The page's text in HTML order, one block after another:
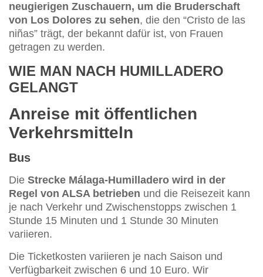
neugierigen Zuschauern, um die Bruderschaft
von Los Dolores zu sehen, die den “Cristo de las
niñas” trägt, der bekannt dafür ist, von Frauen
getragen zu werden.
WIE MAN NACH HUMILLADERO
GELANGT
Anreise mit öffentlichen
Verkehrsmitteln
Bus
Die Strecke Málaga-Humilladero wird in der
Regel von ALSA betrieben und die Reisezeit kann
je nach Verkehr und Zwischenstopps zwischen 1
Stunde 15 Minuten und 1 Stunde 30 Minuten
variieren.
Die Ticketkosten variieren je nach Saison und
Verfügbarkeit zwischen 6 und 10 Euro. Wir